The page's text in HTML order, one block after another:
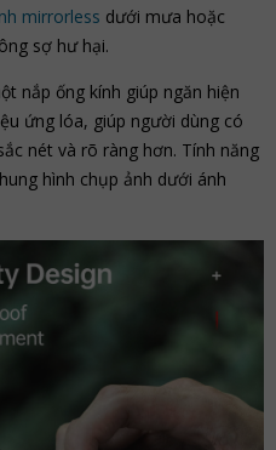
mirrorless dưới mưa hoặc
sợ hư hại.
nắp ống kính giúp ngăn hiện
ứng lóa, giúp người dùng có
nét và rõ ràng hơn. Tính năng
hình chụp ảnh dưới ánh